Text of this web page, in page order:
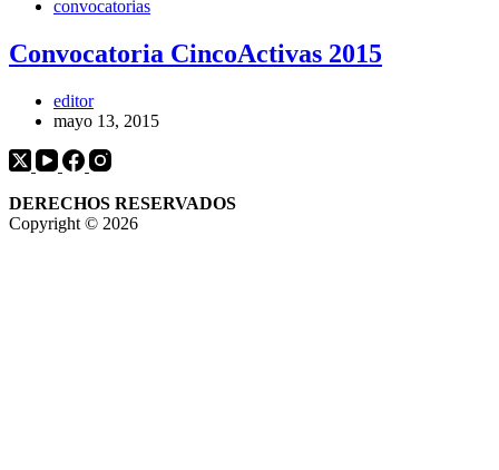
convocatorias
Convocatoria CincoActivas 2015
editor
mayo 13, 2015
DERECHOS RESERVADOS
Copyright © 2026